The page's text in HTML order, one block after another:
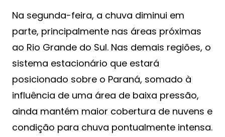
Na segunda-feira, a chuva diminui em
parte, principalmente nas áreas próximas
ao Rio Grande do Sul. Nas demais regiões, o
sistema estacionário que estará
posicionado sobre o Paraná, somado à
influência de uma área de baixa pressão,
ainda mantém maior cobertura de nuvens e
condição para chuva pontualmente intensa.